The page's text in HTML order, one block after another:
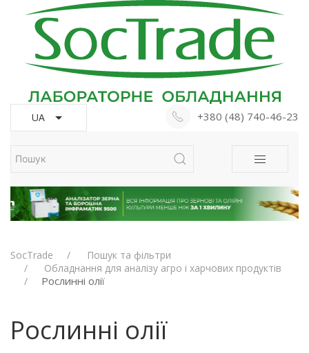
UA +380 (48) 740-46-23
SocTrade
Пошук та фільтри
Обладнання для аналізу агро і харчових продуктів
Рослинні олії
Рослинні олії